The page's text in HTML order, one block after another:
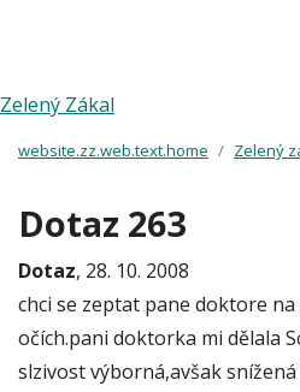
Zelený Zákal
website.zz.web.text.home Zelený
Dotaz 263
Dotaz, 28. 10. 2008
chci se zeptat pane doktore
očích.pani doktorka mi dělala
slzivost výborná,avšak